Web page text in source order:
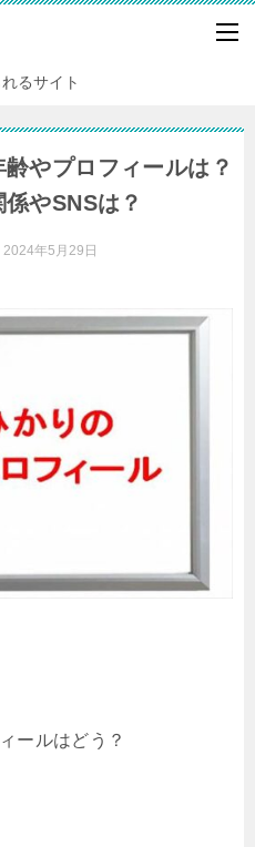
るサイト
やプロフィールは？
やSNSは？
2024年5月29日
ールはどう？